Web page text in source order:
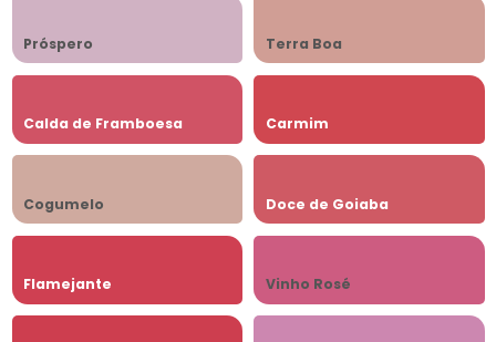
Próspero Terra Boa
Calda de Framboesa Carmim
Cogumelo Doce de Goiaba
Flamejante Vinho Rosé